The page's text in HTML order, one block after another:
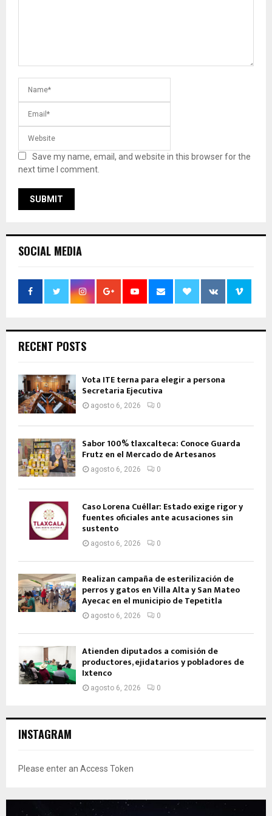
Save my name, email, and website in this browser for the
next time I comment.
SOCIAL MEDIA
RECENT POSTS
Vota ITE terna para elegir a persona
Secretaria Ejecutiva
agosto 6, 2026 0
Sabor 100% tlaxcalteca: Conoce Guarda
Frutz en el Mercado de Artesanos
agosto 6, 2026 0
Caso Lorena Cuéllar: Estado exige rigor y
fuentes oficiales ante acusaciones sin
sustento
agosto 6, 2026 0
Realizan campaña de esterilización de
perros y gatos en Villa Alta y San Mateo
Ayecac en el municipio de Tepetitla
agosto 6, 2026 0
Atienden diputados a comisión de
productores, ejidatarios y pobladores de
Ixtenco
agosto 6, 2026 0
INSTAGRAM
Please enter an Access Token